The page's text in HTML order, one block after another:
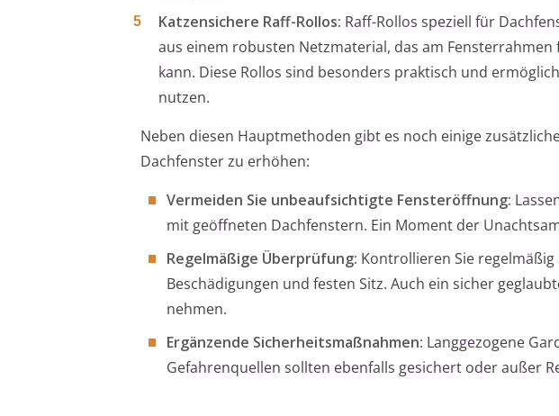
Katzensichere Raff-Rollos: Raff-Rollos speziell für
aus einem robusten Netzmaterial, das am
kann. Diese Rollos sind besonders praktisch und
nutzen.
Neben diesen Hauptmethoden gibt es noch einige
Dachfenster zu erhöhen:
Vermeiden Sie unbeaufsichtigte Fensteröffnung:
mit geöffneten Dachfenstern. Ein Moment der
Regelmäßige Überprüfung: Kontrollieren Sie
Beschädigungen und festen Sitz. Auch ein sicher
nehmen.
Ergänzende Sicherheitsmaßnahmen: Langgezogene
Gefahrenquellen sollten ebenfalls gesichert oder außer